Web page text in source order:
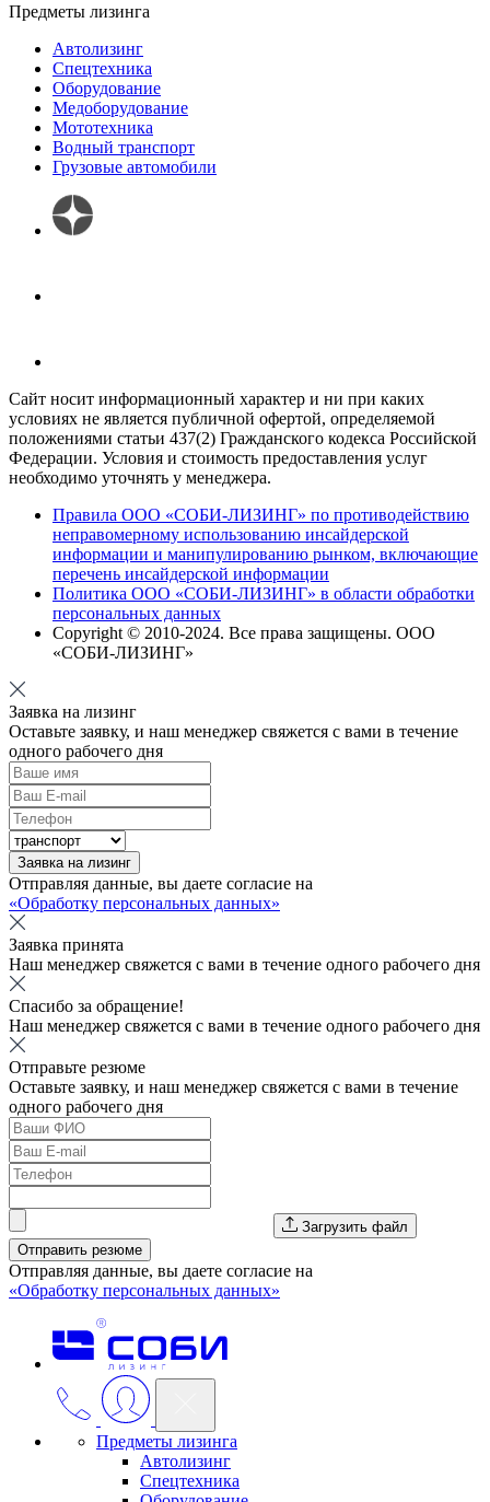
Предметы лизинга
Автолизинг
Спецтехника
Оборудование
Медоборудование
Мототехника
Водный транспорт
Грузовые автомобили
Сайт носит информационный характер и ни при каких
условиях не является публичной офертой, определяемой
положениями статьи 437(2) Гражданского кодекса Российской
Федерации. Условия и стоимость предоставления услуг
необходимо уточнять у менеджера.
Правила ООО «СОБИ-ЛИЗИНГ» по противодействию
неправомерному использованию инсайдерской
информации и манипулированию рынком, включающие
перечень инсайдерской информации
Политика ООО «СОБИ-ЛИЗИНГ» в области обработки
персональных данных
Copyright © 2010-2024. Все права защищены. ООО
«СОБИ-ЛИЗИНГ»
Заявка на лизинг
Оставьте заявку, и наш менеджер свяжется с вами в течение
одного рабочего дня
Заявка на лизинг
Отправляя данные, вы даете согласие на
«Обработку персональных данных»
Заявка принята
Наш менеджер свяжется с вами в течение одного рабочего дня
Спасибо за обращение!
Наш менеджер свяжется с вами в течение одного рабочего дня
Отправьте резюме
Оставьте заявку, и наш менеджер свяжется с вами в течение
одного рабочего дня
Загрузить файл
Отправить резюме
Отправляя данные, вы даете согласие на
«Обработку персональных данных»
Предметы лизинга
Автолизинг
Спецтехника